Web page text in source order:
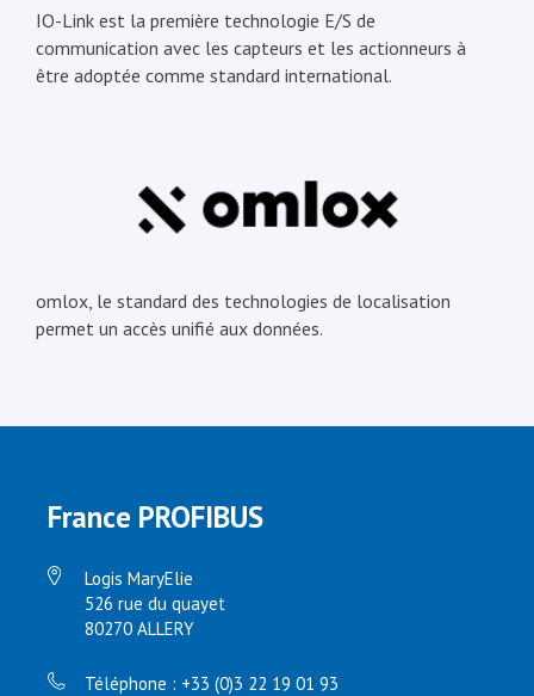
IO-Link est la première technologie E/S de
communication avec les capteurs et les actionneurs à
être adoptée comme standard international.
omlox, le standard des technologies de localisation
permet un accès unifié aux données.
France PROFIBUS
Logis MaryElie
526 rue du quayet
80270 ALLERY
Téléphone : +33 (0)3 22 19 01 93